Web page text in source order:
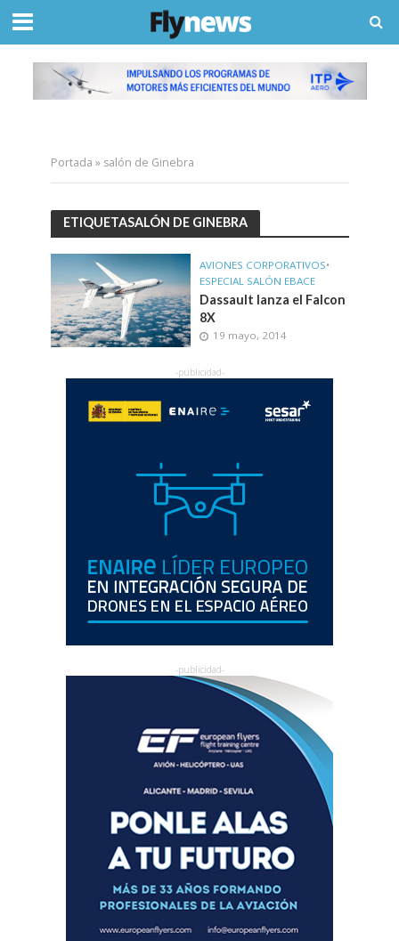
Portada » salón de Ginebra
ETIQUETASALÓN DE GINEBRA
AVIONES CORPORATIVOS•
ESPECIAL SALÓN EBACE
Dassault lanza el Falcon
8X
19 mayo, 2014